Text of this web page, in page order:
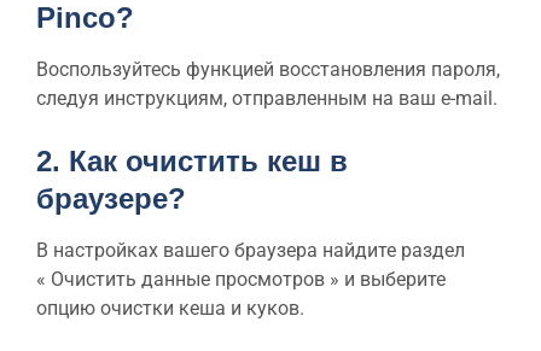
Pinco?
Воспользуйтесь функцией восстановления пароля,
следуя инструкциям, отправленным на ваш e-mail.
2. Как очистить кеш в
браузере?
В настройках вашего браузера найдите раздел
« Очистить данные просмотров » и выберите
опцию очистки кеша и куков.